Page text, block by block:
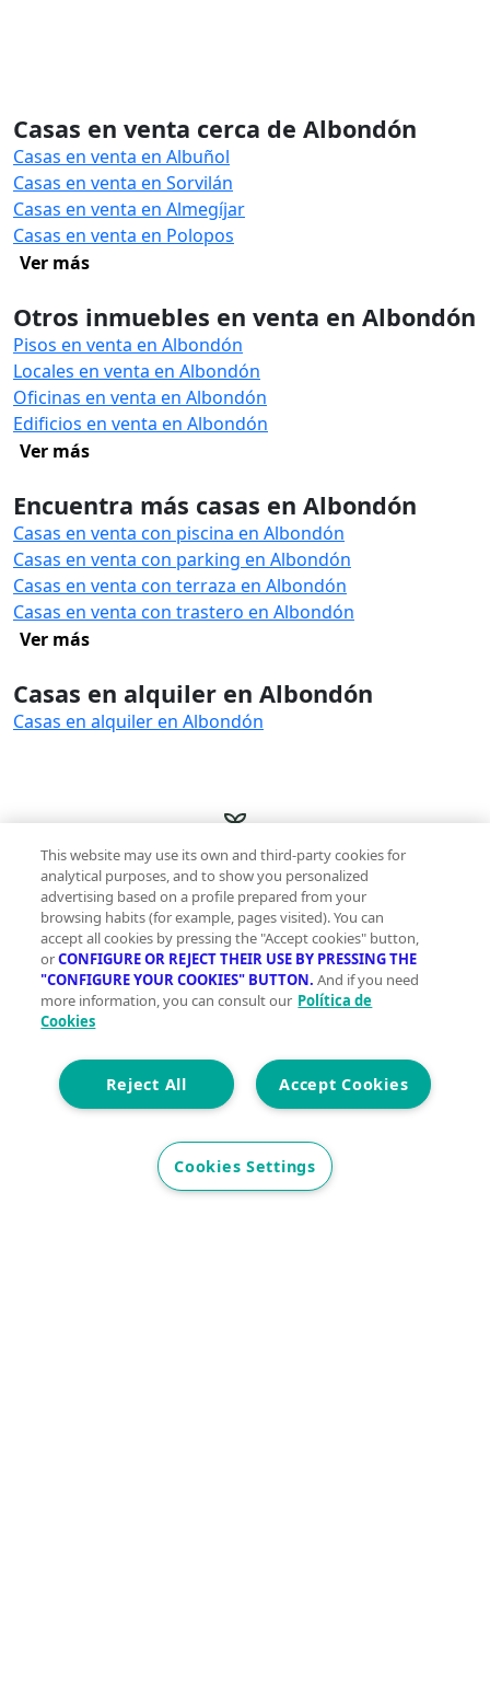
Casas en venta cerca de Albondón
Casas en venta en Albuñol
Casas en venta en Sorvilán
Casas en venta en Almegíjar
Casas en venta en Polopos
Ver más
Otros inmuebles en venta en Albondón
Pisos en venta en Albondón
Locales en venta en Albondón
Oficinas en venta en Albondón
Edificios en venta en Albondón
Ver más
Encuentra más casas en Albondón
Casas en venta con piscina en Albondón
Casas en venta con parking en Albondón
Casas en venta con terraza en Albondón
Casas en venta con trastero en Albondón
Ver más
Casas en alquiler en Albondón
Casas en alquiler en Albondón
Innovación sostenible y gestos sencillos para una
vida más green
mejor mañana
This website may use its own and third-party cookies for
analytical purposes, and to show you personalized
advertising based on a profile prepared from your
browsing habits (for example, pages visited). You can
accept all cookies by pressing the "Accept cookies" button,
orCONFIGURE OR REJECT THEIR USE BY PRESSING THE
"CONFIGURE YOUR COOKIES" BUTTON. And if you need
more information, you can consult our Política de
Cookies
Accept Cookies
Reject All
Cookies Settings